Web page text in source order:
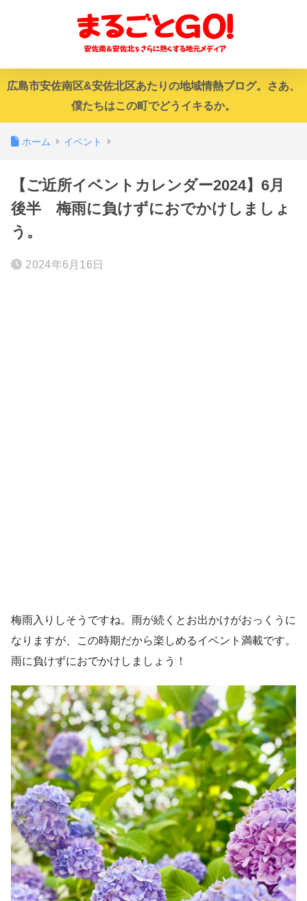
広島市安佐南区&安佐北区あたりの地域情熱ブログ。さあ、
僕たちはこの町でどうイキるか。
ホーム イベント
【ご近所イベントカレンダー2024】6月
後半 梅雨に負けずにおでかけしましょ
う。
2024年6月16日
梅雨入りしそうですね。雨が続くとお出かけがおっくうに
なりますが、この時期だから楽しめるイベント満載です。
雨に負けずにおでかけしましょう！